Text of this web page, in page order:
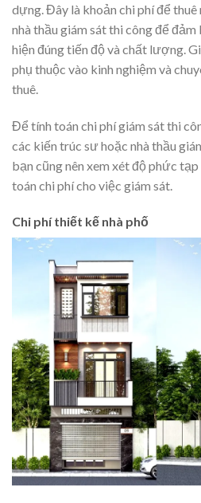
dựng. Đây là khoản chi phí để
nhà thầu giám sát thi công để
hiện đúng tiến độ và chất lượng.
phụ thuộc vào kinh nghiệm và
thuê.
Để tính toán chi phí giám sát thi
các kiến trúc sư hoặc nhà thầu
bạn cũng nên xem xét độ phức
toán chi phí cho việc giám sát.
Chi phí thiết kế nhà phố